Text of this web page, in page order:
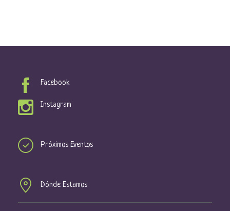
Facebook
Instagram
Próximos Eventos
Dónde Estamos